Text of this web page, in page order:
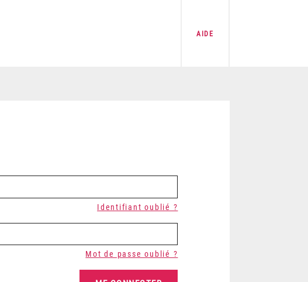
AIDE
Identifiant oublié ?
Mot de passe oublié ?